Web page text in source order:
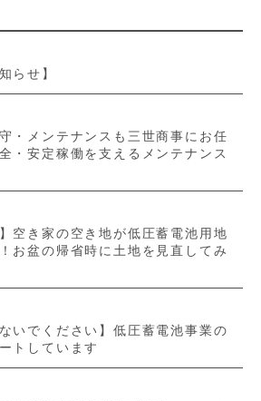
らせ】
・メンテナンスも三世商事にお任
・安定稼働を支えるメンテナンス
空き家の空き地が低圧蓄電池用地
お盆の帰省時に土地を見直してみ
いでください】低圧蓄電池事業の
トしています